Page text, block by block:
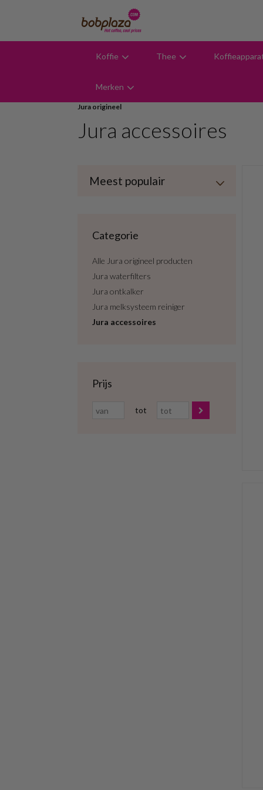
Koffie Thee
Merken
Jura origineel
Jura accessoires
Categorie
Alle Jura origineel producten
Jura waterfilters
Jura ontkalker
Jura melksysteem reiniger
Jura accessoires
Prijs
tot